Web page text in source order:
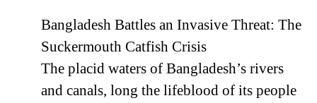
Bangladesh Battles an Invasive Threat: The
Suckermouth Catfish Crisis
The placid waters of Bangladesh’s rivers
and canals, long the lifeblood of its people